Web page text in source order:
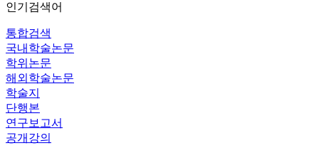
인기검색어
통합검색
국내학술논문
학위논문
해외학술논문
학술지
단행본
연구보고서
공개강의